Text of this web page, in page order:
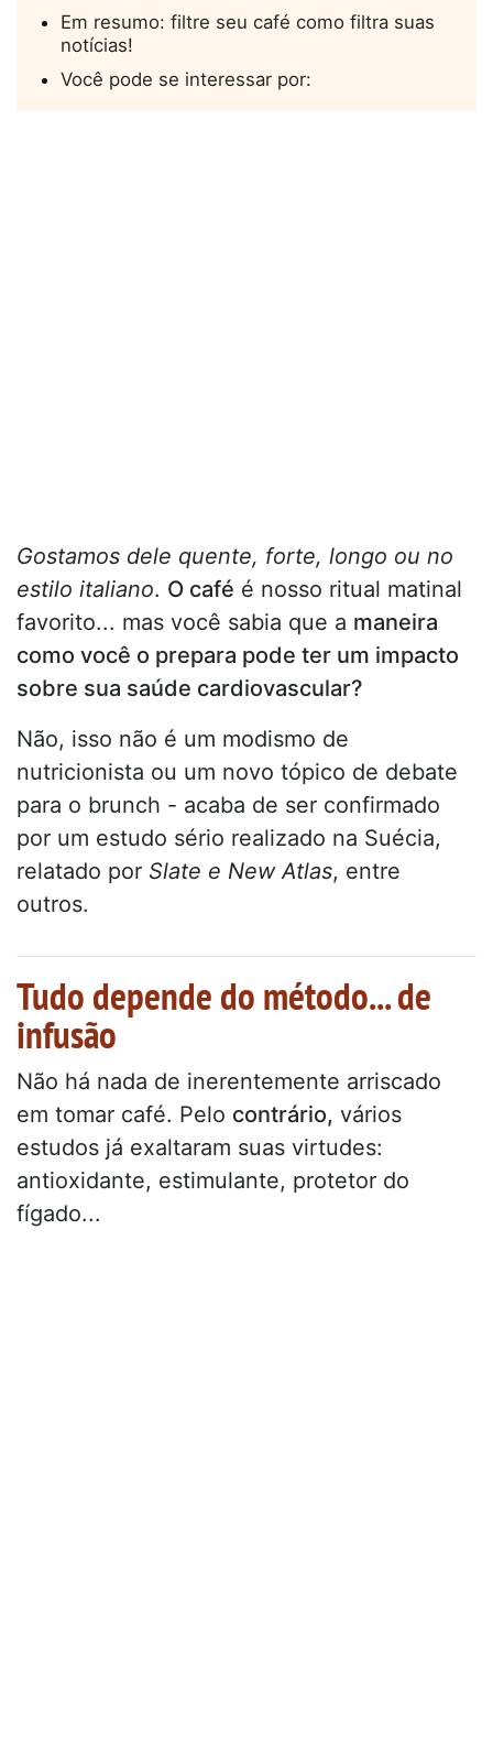
Em resumo: filtre seu café como filtra suas
notícias!
Você pode se interessar por:
Gostamos dele quente, forte, longo ou no
estilo italiano. O café é nosso ritual matinal
favorito... mas você sabia que a maneira
como você o prepara pode ter um impacto
sobre sua saúde cardiovascular?
Não, isso não é um modismo de
nutricionista ou um novo tópico de debate
para o brunch - acaba de ser confirmado
por um estudo sério realizado na Suécia,
relatado por Slate e New Atlas, entre
outros.
Tudo depende do método... de
infusão
Não há nada de inerentemente arriscado
em tomar café. Pelo contrário, vários
estudos já exaltaram suas virtudes:
antioxidante, estimulante, protetor do
fígado...